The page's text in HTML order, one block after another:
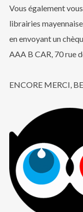
Vous également
librairies
en envoyant un
AAA B CAR, 70 rue
ENCORE MERCI,